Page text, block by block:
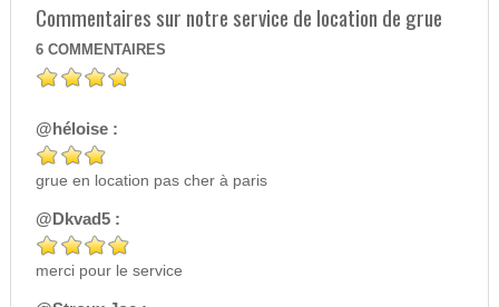
Commentaires sur notre service de location de grue
6 COMMENTAIRES
@héloise :
grue en location pas cher à paris
@Dkvad5 :
merci pour le service